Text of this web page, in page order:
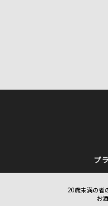
プ
20歳未満の者
お